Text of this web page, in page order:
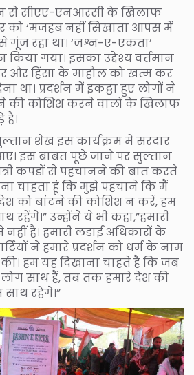
से सीएए-एनआरसी के खिलाफ
को ‘मजहब नहीं सिखाता आपस में
गूंज रहा था। ‘जश्न-ए-एकता’
गया। इसका उद्देश्य वर्तमान
हिंसा के माहौल को खत्म कर
प्रदर्शन में इकट्ठा हुए लोगों ने
की कोशिश करने वालों के खिलाफ
शेख इस कार्यक्रम में सरदार
इस बाबत पूछे जाने पर सुल्तान
कपड़ों से पहचानने की बात करते
चाहता हूं कि मुझे पहचाने कि मैं
देश को बांटने की कोशिश न करें, हम
उन्होंने ये भी कहा,”हमारी
है। हमारी लड़ाई अधिकारों के
ने हमारे प्रदर्शन को धर्म के नाम
हम यह दिखाना चाहते है कि जब
साथ हैं, तब तक हमारे देश की
रहेंगे।”